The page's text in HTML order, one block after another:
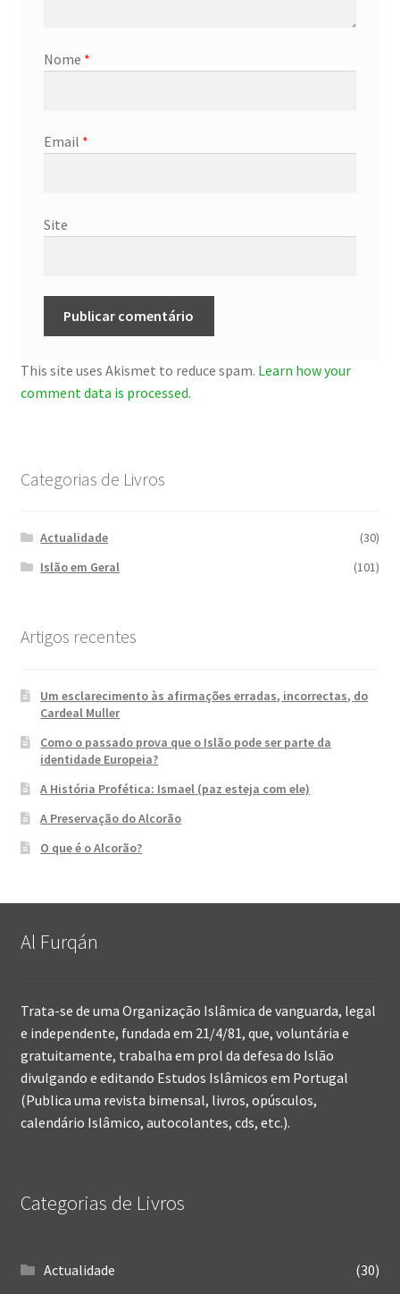
Nome *
Email *
Site
This site uses Akismet to reduce spam. Learn how your
comment data is processed.
Categorias de Livros
Actualidade
(30)
Islão em Geral
(101)
Artigos recentes
Um esclarecimento às afirmações erradas, incorrectas, do
Cardeal Muller
Como o passado prova que o Islão pode ser parte da
identidade Europeia?
A História Profética: Ismael (paz esteja com ele)
A Preservação do Alcorão
O que é o Alcorão?
Al Furqán
Trata-se de uma Organização Islâmica de vanguarda, legal
e independente, fundada em 21/4/81, que, voluntária e
gratuitamente, trabalha em prol da defesa do Islão
divulgando e editando Estudos Islâmicos em Portugal
(Publica uma revista bimensal, livros, opúsculos,
calendário Islâmico, autocolantes, cds, etc.).
Categorias de Livros
Actualidade
(30)